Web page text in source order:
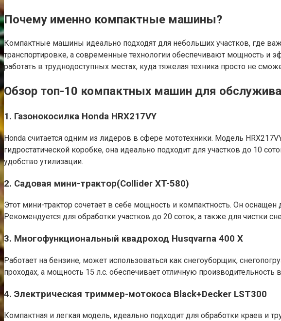
Почему именно компактные машины?
Компактные машины идеально подходят для небольших участков, где
транспортировке, а современные технологии обеспечивают мощность
работать в труднодоступных местах, куда тяжелая техника просто не
Обзор топ-10 компактных машин для
1. Газонокосилка Honda HRX217VY
Honda считается одним из лидеров в сфере мототехники. Модель
гидростатической коробке, она идеально подходит для участков до 10
удобство утилизации.
2. Садовая мини-трактор(Collider XT-580)
Этот мини-трактор сочетает в себе мощность и компактность. Он
Рекомендуется для обработки участков до 20 соток, а также для чистки
3. Многофункциональный квадроход Husqvarna 400 X
Работает на бензине, может использоваться как снегоуборщик,
проходах, а мощность 15 л.с. обеспечивает отличную
4. Электрическая триммер-мотокоса Black+Decker LST300
Компактная и легкая модель, идеально подходит для обработки краев и